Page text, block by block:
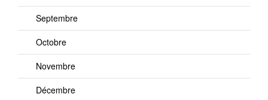
Septembre
Octobre
Novembre
Décembre